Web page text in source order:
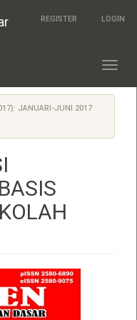
REGISTER LOGIN
JANUARI-JUNI 2017